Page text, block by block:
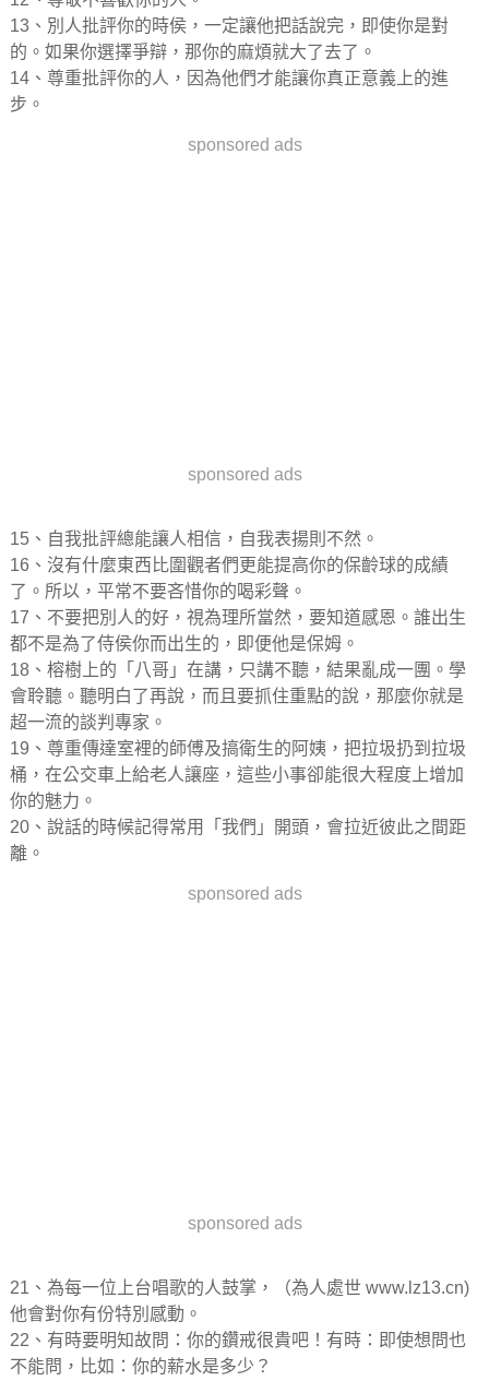
13、別人批評你的時侯，一定讓他把話說完，即使你是對
的。如果你選擇爭辯，那你的麻煩就大了去了。
14、尊重批評你的人，因為他們才能讓你真正意義上的進
步。
sponsored ads
sponsored ads
15、自我批評總能讓人相信，自我表揚則不然。
16、沒有什麼東西比圍觀者們更能提高你的保齡球的成績
了。所以，平常不要吝惜你的喝彩聲。
17、不要把別人的好，視為理所當然，要知道感恩。誰出生
都不是為了侍侯你而出生的，即便他是保姆。
18、榕樹上的「八哥」在講，只講不聽，結果亂成一團。學
會聆聽。聽明白了再說，而且要抓住重點的說，那麼你就是
超一流的談判專家。
19、尊重傳達室裡的師傅及搞衛生的阿姨，把拉圾扔到拉圾
桶，在公交車上給老人讓座，這些小事卻能很大程度上增加
你的魅力。
20、說話的時候記得常用「我們」開頭，會拉近彼此之間距
離。
sponsored ads
sponsored ads
21、為每一位上台唱歌的人鼓掌，（為人處世 www.lz13.cn)
他會對你有份特別感動。
22、有時要明知故問：你的鑽戒很貴吧！有時：即使想問也
不能問，比如：你的薪水是多少？